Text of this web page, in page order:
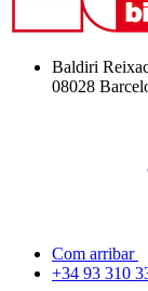
Baldiri
08028
Com arribar
+34 93 310